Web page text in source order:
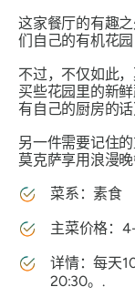
这家餐厅的有趣
们自己的有机花
不过，不仅如此
买些花园里的新
有自己的厨房的话
另一件需要记住
莫克萨享用浪漫
菜系：素食
主菜价格：
详情：每天
20:30。.